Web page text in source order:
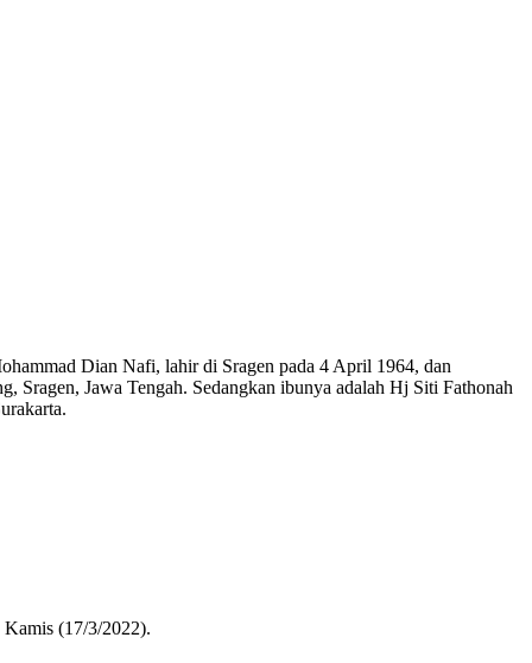
ohammad Dian Nafi, lahir di Sragen pada 4 April 1964, dan
Sragen, Jawa Tengah. Sedangkan ibunya adalah Hj Siti Fathonah
(17/3/2022).